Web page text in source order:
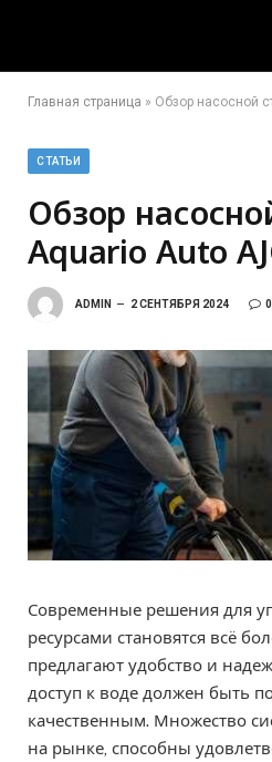
Главная страница » Обзор насосной
СТАТЬИ
Обзор
Aquario Auto
ADMIN 2 СЕНТЯБРЯ 2024 0
Современные решения для
ресурсами становятся всё
предлагают удобство и
доступ к воде должен быть
качественным. Множество
на рынке, способны